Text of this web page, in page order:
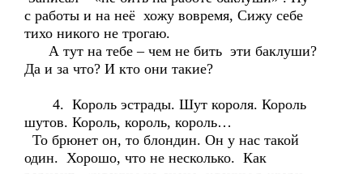
с работы и на неё хожу вовремя, Сижу себе
тихо никого не трогаю.
А тут на тебе – чем не бить эти баклуши?
Да и за что? И кто они такие?
4. Король эстрады. Шут короля. Король
шутов. Король, король, король…
То брюнет он, то блондин. Он у нас такой
один. Хорошо, что не несколько. Как